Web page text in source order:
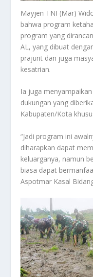
Mayjen TNI (Mar)
bahwa program
program yang
AL, yang dibuat
prajurit dan juga
kesatrian.
Ia juga
dukungan yang
Kabupaten/Kota
“Jadi program ini
diharapkan dapat
keluarganya, namun
biasa dapat
Aspotmar Kasal